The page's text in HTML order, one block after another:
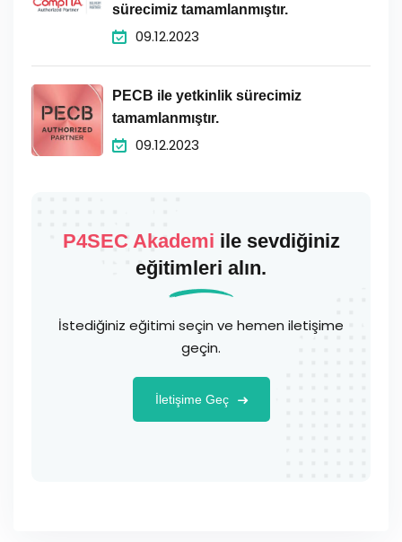
sürecimiz tamamlanmıştır.
09.12.2023
PECB ile yetkinlik sürecimiz
tamamlanmıştır.
09.12.2023
P4SEC Akademi ile sevdiğiniz
eğitimleri alın.
İstediğiniz eğitimi seçin ve hemen iletişime
geçin.
İletişime Geç